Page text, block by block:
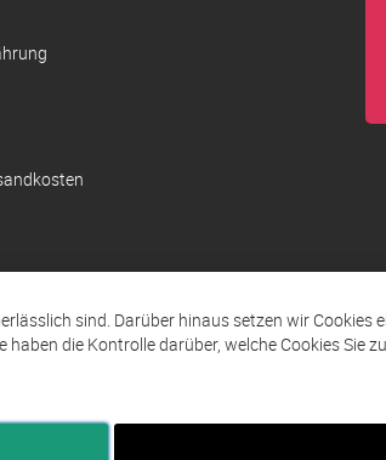
sind. Darüber hinaus setzen wir Cookies
die Kontrolle darüber, welche Cookies Sie